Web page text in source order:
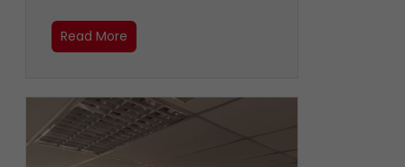
Read More